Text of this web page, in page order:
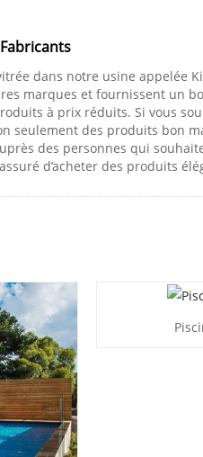
dans notre usine appelée
marques et fournissent un
à prix réduits. Si vous
seulement des produits bon
des personnes qui
d’acheter des produits